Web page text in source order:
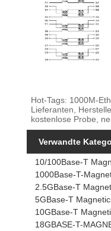
Hot-Tags: 1000M-
Lieferanten,
kostenlose Probe,
Verwandte
10/100Base-T
1000Base-T-
2.5GBase-T
5GBase-T
10GBase-T
18GBASE-T-